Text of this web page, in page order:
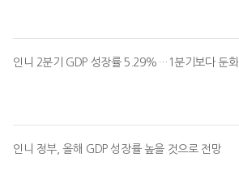
인니 2분기 GDP 성장률 5.29%…1분기보다 둔화
인니 정부, 올해 GDP 성장률 높을 것으로 전망